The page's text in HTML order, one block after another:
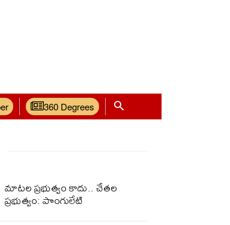
360 Degrees
మాటల ప్రభుత్వం కాదు.. చేతల
ప్రభుత్వం: పొంగులేటి